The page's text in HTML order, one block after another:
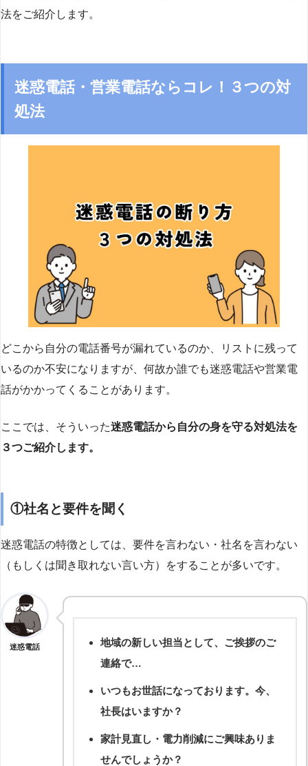
法をご紹介します。
迷惑電話・営業電話ならコレ！３つの対
処法
どこから自分の電話番号が漏れているのか、リストに残って
いるのか不安になりますが、何故か誰でも迷惑電話や営業電
話がかかってくることがあります。
ここでは、そういった迷惑電話から自分の身を守る対処法を
３つご紹介します。
①社名と要件を聞く
迷惑電話の特徴としては、要件を言わない・社名を言わない
（もしくは聞き取れない言い方）をすることが多いです。
迷惑電話
地域の新しい担当として、ご挨拶のご
連絡で…
いつもお世話になっております。今、
社長はいますか？
家計見直し・電力削減にご興味ありま
せんでしょうか？